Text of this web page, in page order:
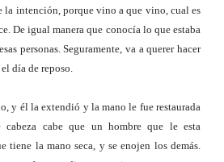
la intención, porque vino a que vino, cual es
De igual manera que conocía lo que estaba
personas. Seguramente, va a querer hacer
día de reposo.
y él la extendió y la mano le fue restaurada
cabeza cabe que un hombre que le esta
tiene la mano seca, y se enojen los demás.